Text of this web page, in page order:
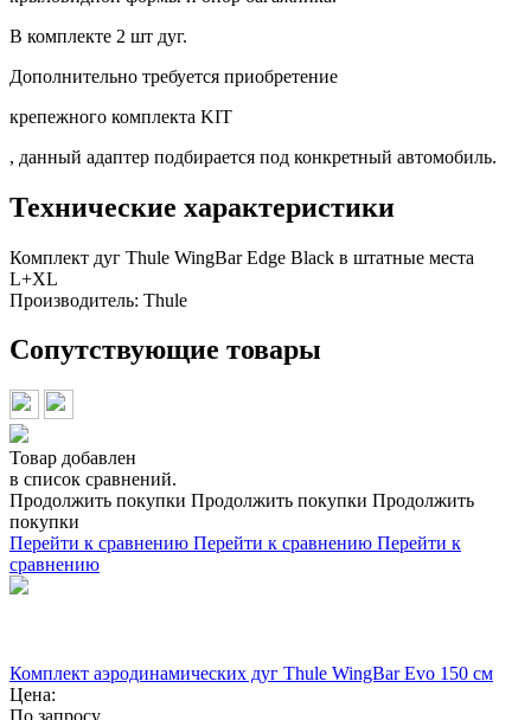
В комплекте 2 шт дуг.
Дополнительно требуется приобретение
крепежного комплекта KIT
, данный адаптер подбирается под конкретный автомобиль.
Технические характеристики
Комплект дуг Thule WingBar Edge Black в штатные места
L+XL
Производитель: Thule
Сопутствующие товары
Товар добавлен
в список сравнений.
Продолжить покупки Продолжить покупки Продолжить
покупки
Перейти к сравнению Перейти к сравнению Перейти к
сравнению
Комплект аэродинамических дуг Thule WingBar Evo 150 см
Цена: